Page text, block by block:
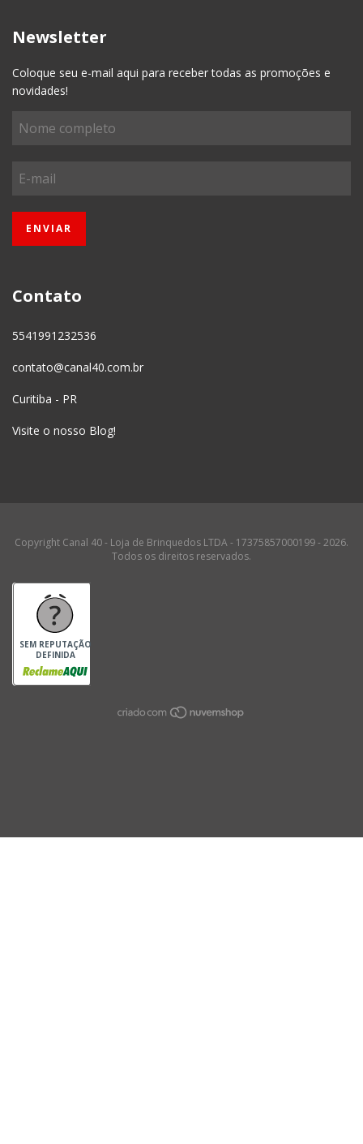
Newsletter
Coloque seu e-mail aqui para receber todas as promoções e
novidades!
Contato
5541991232536
contato@canal40.com.br
Curitiba - PR
Visite o nosso Blog!
Copyright Canal 40 - Loja de Brinquedos LTDA - 17375857000199 - 2026.
Todos os direitos reservados.
SEM REPUTAÇÃO
DEFINIDA